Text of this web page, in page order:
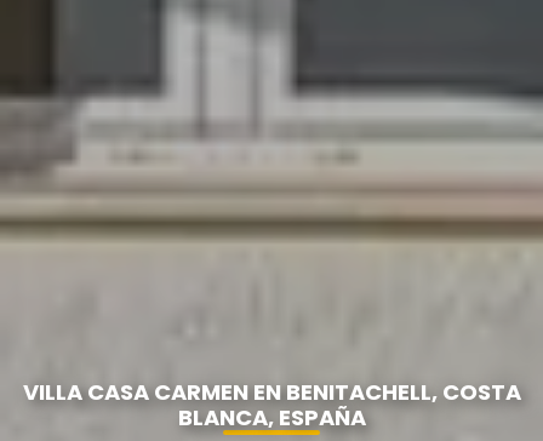
VILLA CASA CARMEN EN BENITACHELL, COSTA
BLANCA, ESPAÑA